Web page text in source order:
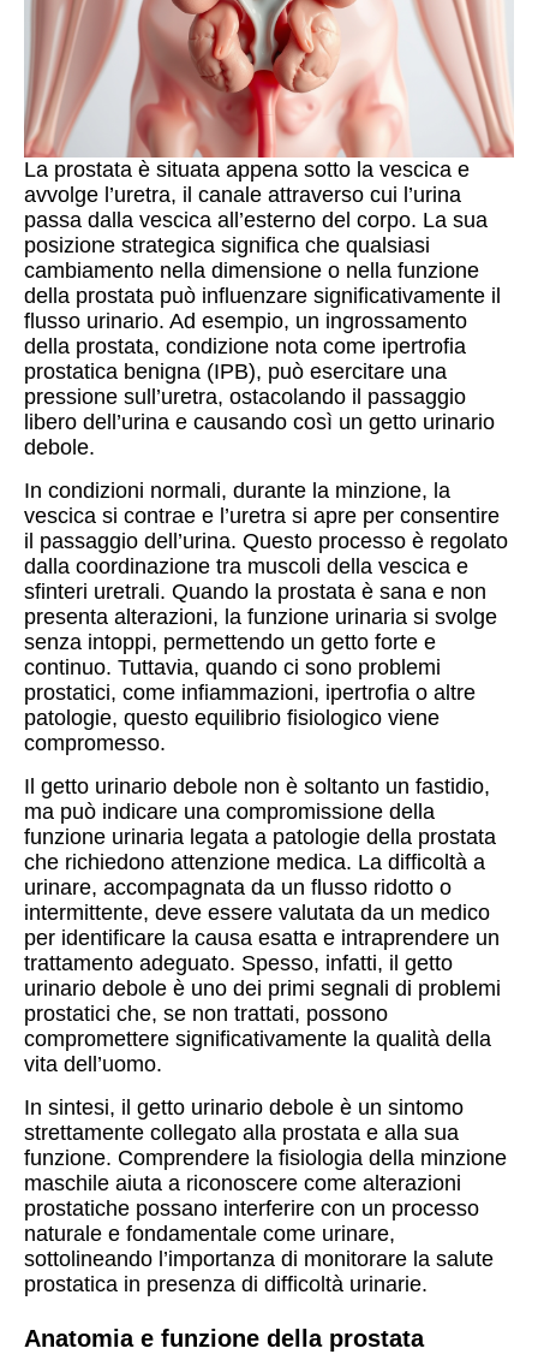
La prostata è situata appena sotto la vescica e
avvolge l’uretra, il canale attraverso cui l’urina
passa dalla vescica all’esterno del corpo. La sua
posizione strategica significa che qualsiasi
cambiamento nella dimensione o nella funzione
della prostata può influenzare significativamente il
flusso urinario. Ad esempio, un ingrossamento
della prostata, condizione nota come ipertrofia
prostatica benigna (IPB), può esercitare una
pressione sull’uretra, ostacolando il passaggio
libero dell’urina e causando così un getto urinario
debole.
In condizioni normali, durante la minzione, la
vescica si contrae e l’uretra si apre per consentire
il passaggio dell’urina. Questo processo è regolato
dalla coordinazione tra muscoli della vescica e
sfinteri uretrali. Quando la prostata è sana e non
presenta alterazioni, la funzione urinaria si svolge
senza intoppi, permettendo un getto forte e
continuo. Tuttavia, quando ci sono problemi
prostatici, come infiammazioni, ipertrofia o altre
patologie, questo equilibrio fisiologico viene
compromesso.
Il getto urinario debole non è soltanto un fastidio,
ma può indicare una compromissione della
funzione urinaria legata a patologie della prostata
che richiedono attenzione medica. La difficoltà a
urinare, accompagnata da un flusso ridotto o
intermittente, deve essere valutata da un medico
per identificare la causa esatta e intraprendere un
trattamento adeguato. Spesso, infatti, il getto
urinario debole è uno dei primi segnali di problemi
prostatici che, se non trattati, possono
compromettere significativamente la qualità della
vita dell’uomo.
In sintesi, il getto urinario debole è un sintomo
strettamente collegato alla prostata e alla sua
funzione. Comprendere la fisiologia della minzione
maschile aiuta a riconoscere come alterazioni
prostatiche possano interferire con un processo
naturale e fondamentale come urinare,
sottolineando l’importanza di monitorare la salute
prostatica in presenza di difficoltà urinarie.
Anatomia e funzione della prostata